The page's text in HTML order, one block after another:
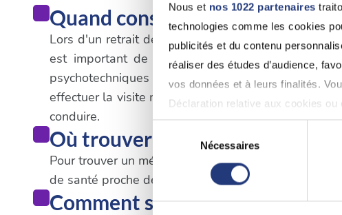
Nous et nos 1022 partenaires
technologies comme les cookies
publicités et du contenu
réaliser des études d’audience,
vos données et à leurs finalités.
Déclaration relative aux cookies ou
Si vous le permettez, nous
Collecter des informations sur
Identifier votre appareil en
digitales).
consentement
Nécessaires
Quand consulter un médecin
Lors d'un retrait de permis de conduire qui n'est
est important de suivre les procédures
psychotechniques dans un centre agréé. Une
effectuer la visite médicale obligatoire. Il est
conduire.
Où trouver un médecin à
Pour trouver un médecin agréé pour le permis de
de santé proche de votre lieu d'habitation ou de
Comment se déroule une